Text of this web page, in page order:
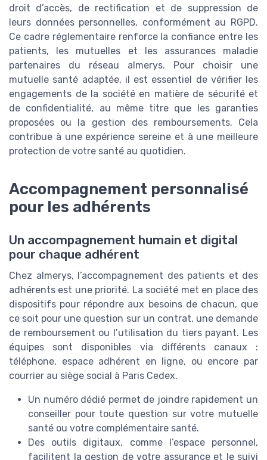
droit d’accès, de rectification et de suppression de
leurs données personnelles, conformément au RGPD.
Ce cadre réglementaire renforce la confiance entre les
patients, les mutuelles et les assurances maladie
partenaires du réseau almerys. Pour choisir une
mutuelle santé adaptée, il est essentiel de vérifier les
engagements de la société en matière de sécurité et
de confidentialité, au même titre que les garanties
proposées ou la gestion des remboursements. Cela
contribue à une expérience sereine et à une meilleure
protection de votre santé au quotidien.
Accompagnement personnalisé
pour les adhérents
Un accompagnement humain et digital
pour chaque adhérent
Chez almerys, l’accompagnement des patients et des
adhérents est une priorité. La société met en place des
dispositifs pour répondre aux besoins de chacun, que
ce soit pour une question sur un contrat, une demande
de remboursement ou l’utilisation du tiers payant. Les
équipes sont disponibles via différents canaux :
téléphone, espace adhérent en ligne, ou encore par
courrier au siège social à Paris Cedex.
Un numéro dédié permet de joindre rapidement un
conseiller pour toute question sur votre mutuelle
santé ou votre complémentaire santé.
Des outils digitaux, comme l’espace personnel,
facilitent la gestion de votre assurance et le suivi